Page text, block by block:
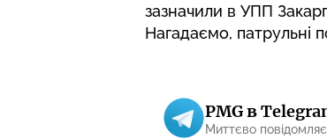
зазначили в УПП
Нагадаємо, патрульні
PMG в
Миттєво